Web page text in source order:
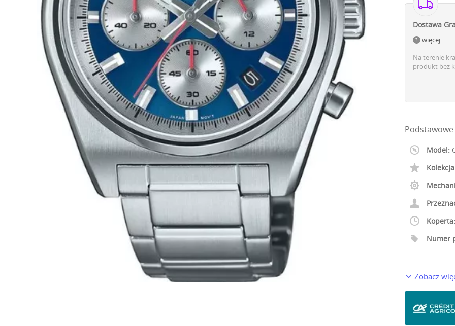
Dostawa
więcej
Na terenie
produkt bez
Podstawowe
Model:
Koperta:
Numer
Zobacz